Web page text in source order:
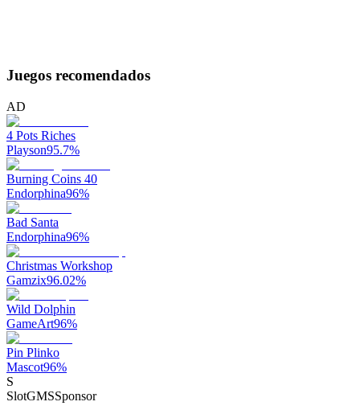
Juegos recomendados
AD
4 Pots Riches
Playson95.7%
Burning Coins 40
Endorphina96%
Bad Santa
Endorphina96%
Christmas Workshop
Gamzix96.02%
Wild Dolphin
GameArt96%
Pin Plinko
Mascot96%
S
SlotGMSSponsor